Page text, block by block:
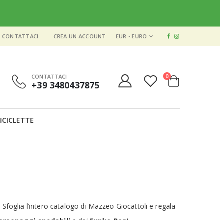
VALUTA
EUR - EURO
CONTATTACI CREA UN ACCOUNT
CONTATTACI
+39 3480437875 Cart
0elementi
l’intero catalogo di Mazzeo Giocattoli e regala